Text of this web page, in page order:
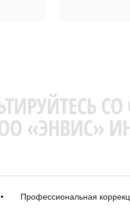
Профессиональная коррекция